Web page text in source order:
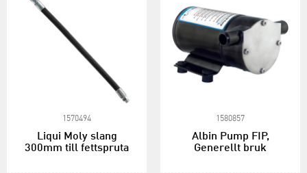
1570494
Liqui Moly slang
300mm till fettspruta
1580857
Albin Pump FIP,
Generellt bruk